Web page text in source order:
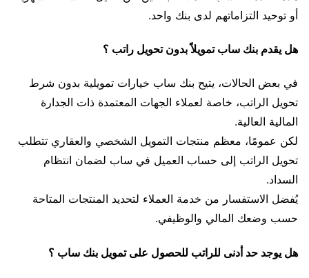
أو توحيد التزاماتهم لدى بنك واحد.
هل يقدم بنك ساب تمويلاً بدون تحويل راتب ؟
في بعض الحالات، يتيح بنك ساب خيارات تمويلية بدون شرط
تحويل الراتب، خاصة لعملاء الجهات المعتمدة ذات الجدارة
المالية العالية.
لكن عمومًا، معظم منتجات التمويل الشخصي والعقاري تتطلب
تحويل الراتب إلى حساب العميل في ساب لضمان انتظام
السداد.
يُفضل الاستفسار من خدمة العملاء لتحديد المنتجات المتاحة
حسب وضعك المالي والوظيفي.
هل يوجد حد أدنى للراتب للحصول على تمويل بنك ساب ؟